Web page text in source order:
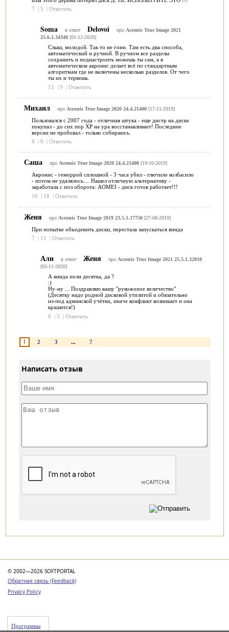
7
| 5 | Ответить
Soma в ответ Delovoi про Acronis True Image 2021
25.6.1.34340[01-12-2020]
Слыш, молодой. Так то не гони. Там есть два способа,
автоматический и ручной. В ручном все разделы
сохранить и поднастроить можешь ты сам, а в
автоматическом акронис делает всё по стандартным
алгоритмам где не включены несколько разделов. От чего
ты их и теряешь.
11
| 9 | Ответить
Михаил про Acronis True Image 2020 24.4.21400[17-11-2019]
Пользовался с 2007 года - отличная штука - еще дистр на диске
покупал - до сих пор ХР на ура восстанавливает! Последние
версии не пробовал - только собираюсь.
8
| 8 | Ответить
Саша про Acronis True Image 2020 24.4.21400[19-10-2019]
Акронис - геморрой сплошной - 3 часа убил - глючило колбасило
- потом не удалялось.... Нашел отличную альтернативу -
заработала с пол оборота: AOMEI - диск готов работает!!!
16
| 18 | Ответить
Женя про Acronis True Image 2019 23.5.1.17750[27-08-2019]
При попытке объеденить диски, перестала запускаться винда
7
| 11 | Ответить
Али в ответ Женя про Acronis True Image 2021 25.5.1.32010
[05-11-2020]
А винда поли десятка, да ?
:)
Ну-ну ... Поздравляю вашу "рукожопое величество"
(Десятку надо родной дисковой утилитой и обязательно
из-под админской учётки, иначе конфликт возникает и она
крашится!)
6
| 5 | Ответить
1 2 3 ... 7
Написать отзыв
© 2002—2026 SOFTPORTAL
Обратная связь (Feedback)
Privacy Policy
Программы